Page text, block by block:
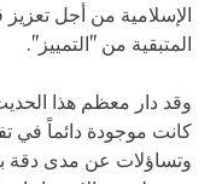
الإسلامية من أجل تعزيز
المتبقية من "التمييز".
وقد دار معظم هذا
كانت موجودة دائماً في
وتساؤلات عن مدى دقة